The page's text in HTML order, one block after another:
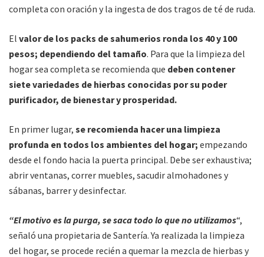
completa con oración y la ingesta de dos tragos de té de ruda.
El valor de los packs de sahumerios ronda los 40 y 100
pesos; dependiendo del tamaño. Para que la limpieza del
hogar sea completa se recomienda que deben contener
siete variedades de hierbas conocidas por su poder
purificador, de bienestar y prosperidad.
En primer lugar, se recomienda hacer una limpieza
profunda en todos los ambientes del hogar; empezando
desde el fondo hacia la puerta principal. Debe ser exhaustiva;
abrir ventanas, correr muebles, sacudir almohadones y
sábanas, barrer y desinfectar.
“El motivo es la purga, se saca todo lo que no utilizamos“,
señaló una propietaria de Santería. Ya realizada la limpieza
del hogar, se procede recién a quemar la mezcla de hierbas y